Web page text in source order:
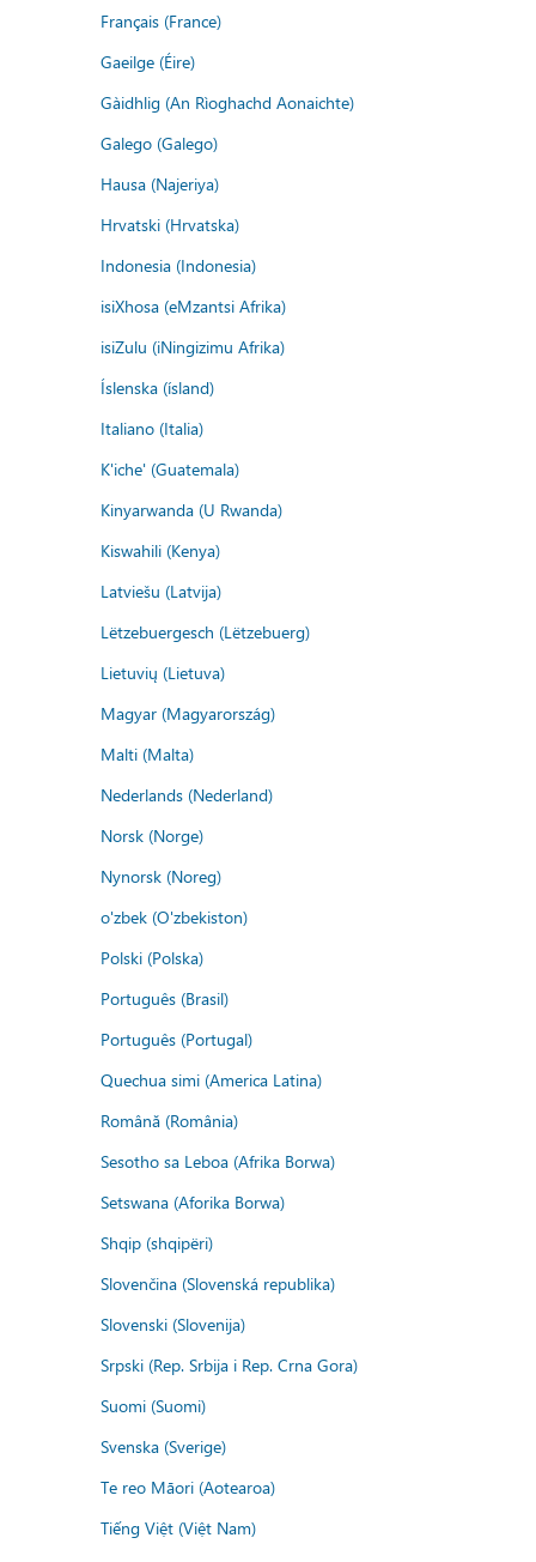
Français (France)
Gaeilge (Éire)
Gàidhlig (An Rìoghachd Aonaichte)
Galego (Galego)
Hausa (Najeriya)
Hrvatski (Hrvatska)
Indonesia (Indonesia)
isiXhosa (eMzantsi Afrika)
isiZulu (iNingizimu Afrika)
Íslenska (ísland)
Italiano (Italia)
K'iche' (Guatemala)
Kinyarwanda (U Rwanda)
Kiswahili (Kenya)
Latviešu (Latvija)
Lëtzebuergesch (Lëtzebuerg)
Lietuvių (Lietuva)
Magyar (Magyarország)
Malti (Malta)
Nederlands (Nederland)
Norsk (Norge)
Nynorsk (Noreg)
o'zbek (O'zbekiston)
Polski (Polska)
Português (Brasil)
Português (Portugal)
Quechua simi (America Latina)
Română (România)
Sesotho sa Leboa (Afrika Borwa)
Setswana (Aforika Borwa)
Shqip (shqipëri)
Slovenčina (Slovenská republika)
Slovenski (Slovenija)
Srpski (Rep. Srbija i Rep. Crna Gora)
Suomi (Suomi)
Svenska (Sverige)
Te reo Māori (Aotearoa)
Tiếng Việt (Việt Nam)